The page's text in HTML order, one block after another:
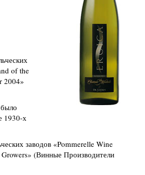
of the
2004»
1930-х
заводов «Pommerelle Wine
(Винные Производители